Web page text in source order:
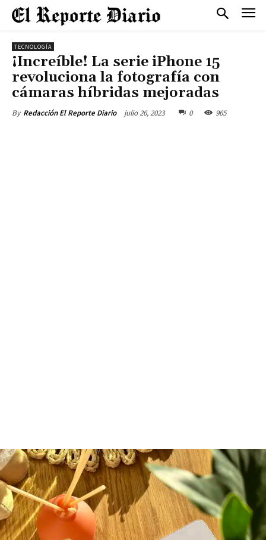
TECNOLOGÍA
¡Increíble! La serie iPhone 15
revoluciona la fotografía con
cámaras híbridas mejoradas
By Redacción El Reporte Diario julio 26, 2023 0 965